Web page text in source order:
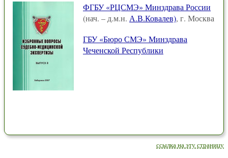
ФГБУ «РЦСМЭ» Минздрава России
(нач. – д.м.н. А.В.Ковалев), г. Москва
ГБУ «Бюро СМЭ» Минздрава
Чеченской Республики
ссылка на эту страницу